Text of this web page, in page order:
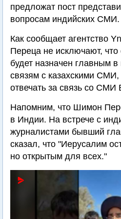
предложат пост
вопросам индийских СМИ.
Как сообщает агентство
Переца не исключают,
будет назначен главным
связям с казахскими
отвечать за связь со СМИ
Напомним, что Шимон
в Индии. На встрече с
журналистами бывший
сказал, что "Иерусалим
но открытым для всех."